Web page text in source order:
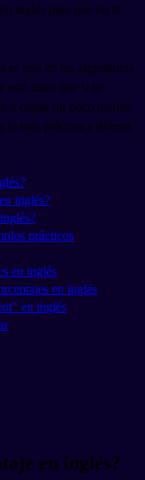
inglés para que no te
es una de las asignaturas
está claro que si lo
a costar un poco menos.
lo más práctica y directa
inglés?
prácticos
en inglés
en inglés
en inglés
en inglés?